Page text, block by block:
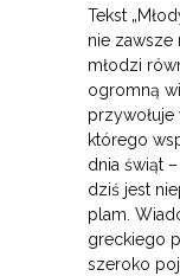
Tekst
nie zawsze
młodzi
ogromną
przywołuje
którego
dnia świąt
dziś jest
plam.
greckiego
szeroko